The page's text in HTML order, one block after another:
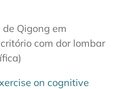
Qigong em
com dor lombar
on cognitive